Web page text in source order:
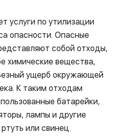
услуги по утилизации
опасности. Опасные
собой отходы,
химические вещества,
ущерб окружающей
К таким отходам
батарейки,
лампы и другие
или свинец.